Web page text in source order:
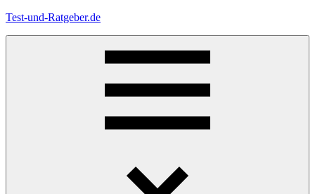
Zum
Test-und-Ratgeber.de